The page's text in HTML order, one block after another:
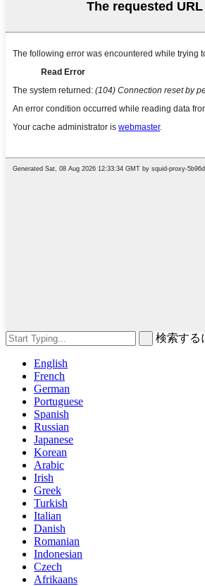
検索する
English
French
German
Portuguese
Spanish
Russian
Japanese
Korean
Arabic
Irish
Greek
Turkish
Italian
Danish
Romanian
Indonesian
Czech
Afrikaans